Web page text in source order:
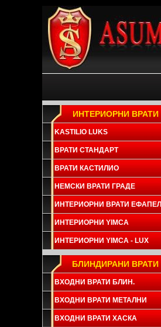
ИНТЕРИОРНИ ВРАТИ
KASTILIO LUKS
ВРАТИ СТАНДАРТ
ВРАТИ КАСТИЛИО
НЕМСКИ ВРАТИ ГРАДЕ
ИНТЕРИОРНИ ВРАТИ ЕФАПЕЛ
ИНТЕРИОРНИ YIMCA
ИНТЕРИОРНИ YIMCA - LUX
БЛИНДИРАНИ ВРАТИ
ВХОДНИ ВРАТИ БЛИН.
ВХОДНИ ВРАТИ МЕТАЛНИ
ВХОДНИ ВРАТИ ХАСКА